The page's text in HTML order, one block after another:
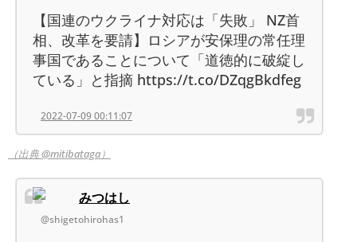
【国連のウクライナ対応は「失敗」 NZ首
相、改革を要請】ロシアが安保理の常任理
事国であることについて「道徳的に破綻し
ている」と指摘 https://t.co/DZqgBkdfeg
2022-07-09 00:11:07
（出典 @mitibataga）
みつはし
@shigetohirohas1